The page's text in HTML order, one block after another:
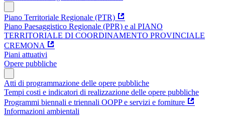
Piano Territoriale Regionale (PTR)
Piano Paesaggistico Regionale (PPR) e al PIANO
TERRITORIALE DI COORDINAMENTO PROVINCIALE
CREMONA
Piani attuativi
Opere pubbliche
Atti di programmazione delle opere pubbliche
Tempi costi e indicatori di realizzazione delle opere pubbliche
Programmi biennali e triennali OOPP e servizi e forniture
Informazioni ambientali